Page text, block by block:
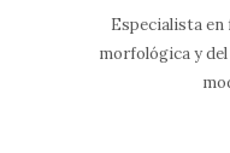
Especialista
morfológica y